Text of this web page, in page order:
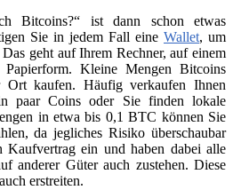
Bitcoins?“ ist dann schon etwas
Sie in jedem Fall eine Wallet, um
geht auf Ihrem Rechner, auf einem
Kleine Mengen Bitcoins
Ort kaufen. Häufig verkaufen Ihnen
paar Coins oder Sie finden lokale
in etwa bis 0,1 BTC können Sie
da jegliches Risiko überschaubar
Kaufvertrag ein und haben dabei alle
anderer Güter auch zustehen. Diese
erstreiten.